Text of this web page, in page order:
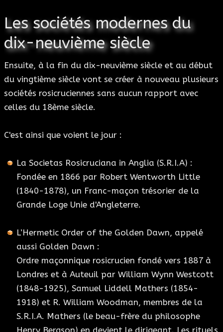
Les sociétés modernes du
dix-neuvième siècle
Ensuite, à la fin du dix-neuvième siècle et au début
du vingtième siècle vont se créer à nouveau plusieurs
sociétés rosicruciennes sans aucun rapport avec
celles du 18ème siècle.
C'est ainsi que voient le jour :
La Societas Rosicruciana in Anglia (S.R.I.A) :
Fondée en 1866 par Robert Wentworth Little
(1840-1878), un Franc-maçon trésorier de la
Grande Loge Unie d'Angleterre.
L’Hermetic Order of the Golden Dawn, appelé
aussi Golden Dawn :
Ordre maçonnique rosicrucien fondé vers 1887 à
Londres et à Auteuil par William Wynn Westcott
(1848-1925), Samuel Liddell Mathers (1854-
1918) et R. William Woodman, membres de la
S.R.I.A. Mathers (le beau-frère du philosophe
Henry Bergson) en devient le dirigeant. Les rituels